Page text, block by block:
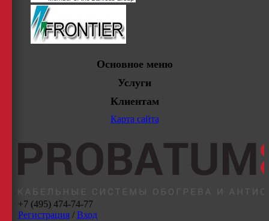
Основное меню
Услуги
Клиентам
Карта сайта
+7 (495) 474-74-77
Регистрация/ Вход